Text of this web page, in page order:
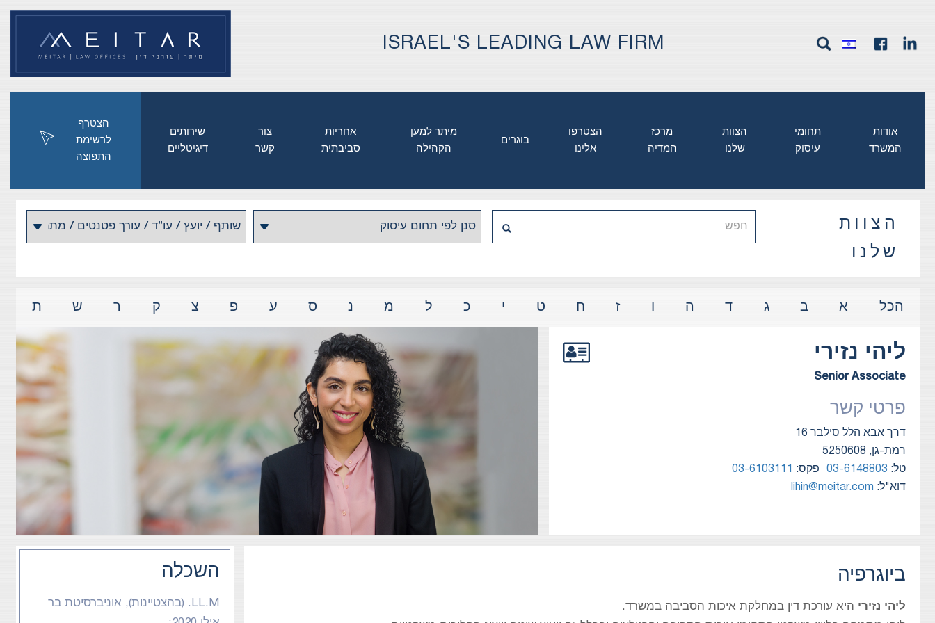
ISRAEL'S LEADING LAW FIRM
אודות
המשרד
תחומי
עיסוק
הצוות
שלנו
מרכז
המדיה
הצטרפו
אלינו
בוגרים
מיתר למען
הקהילה
אחריות
סביבתית
צור
קשר
שירותים
דיגיטליים
הצטרף
לרשימת
התפוצה
הצוות
שלנו
א ב ג ד ה ז ח ט י כ ל מ נ ס ע פ צ ק ר ש ת
ליהי נזירי
Senior Associate
פרטי קשר
דרך אבא הלל סילבר 16
רמת-גן, 5250608
טל: 03-6148803 פקס:
03-6103111
דוא"ל: lihin@meitar.com
ביוגרפיה
ליהי נזירי היא עורכת דין במחלקת איכות הסביבה במשרד.
השכלה
LL.M. (בהצטיינות), אוניברסיטת בר